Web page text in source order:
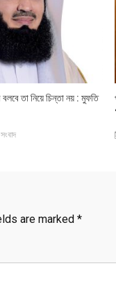
তা নিয়ে চিন্তা নয় : মুফতি
are marked *